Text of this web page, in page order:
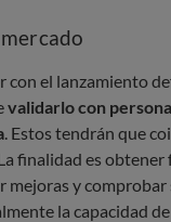
con el lanzamiento
validarlo con
. Estos tendrán que
finalidad es obtener
mejoras y comprobar
la capacidad